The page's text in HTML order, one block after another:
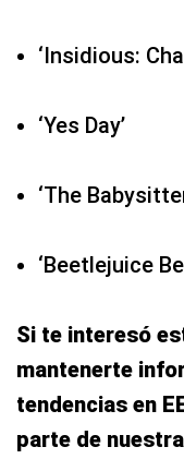
‘Insidious:
‘Yes Day’
‘The
‘Beetlejuice
Si te interesó
mantenerte
tendencias en
parte de